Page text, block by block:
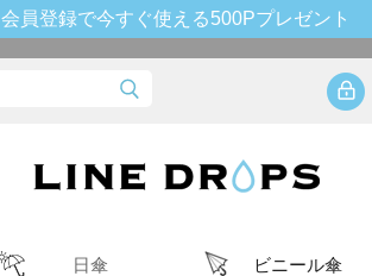
会員登録で今すぐ使える500Pプレゼント
日傘 ビニール傘